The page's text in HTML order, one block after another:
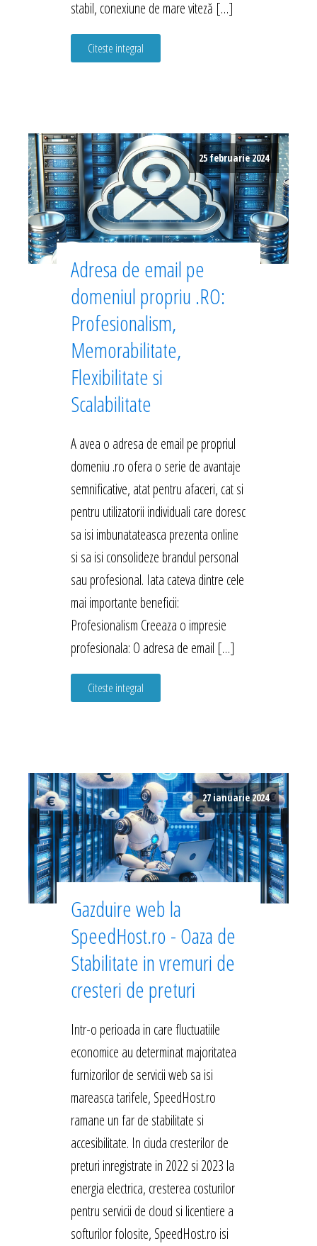
stabil, conexiune de mare viteză […]
Citeste integral
25 februarie 2024
Adresa de email pe
domeniul propriu .RO:
Profesionalism,
Memorabilitate,
Flexibilitate si
Scalabilitate
A avea o adresa de email pe propriul
domeniu .ro ofera o serie de avantaje
semnificative, atat pentru afaceri, cat si
pentru utilizatorii individuali care doresc
sa isi imbunatateasca prezenta online
si sa isi consolideze brandul personal
sau profesional. Iata cateva dintre cele
mai importante beneficii:
Profesionalism Creeaza o impresie
profesionala: O adresa de email […]
Citeste integral
27 ianuarie 2024
Gazduire web la
SpeedHost.ro - Oaza de
Stabilitate in vremuri de
cresteri de preturi
Intr-o perioada in care fluctuatiile
economice au determinat majoritatea
furnizorilor de servicii web sa isi
mareasca tarifele, SpeedHost.ro
ramane un far de stabilitate si
accesibilitate. In ciuda cresterilor de
preturi inregistrate in 2022 si 2023 la
energia electrica, cresterea costurilor
pentru servicii de cloud si licentiere a
softurilor folosite, SpeedHost.ro isi